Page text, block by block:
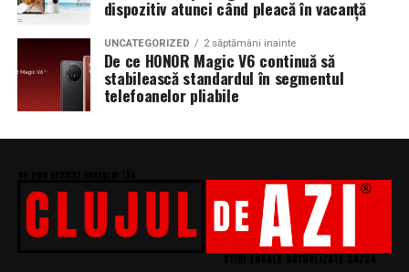
dispozitiv atunci când pleacă în vacanță
UNCATEGORIZED 2 săptămâni inainte
De ce HONOR Magic V6 continuă să
stabilească standardul în segmentul
telefoanelor pliabile